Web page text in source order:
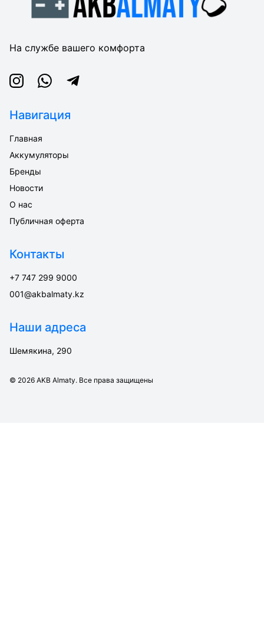
На службе вашего комфорта
InstagramWhatsappTelegram
Навигация
Главная
Аккумуляторы
Бренды
Новости
О нас
Публичная оферта
Контакты
+7 747 299 9000
001@akbalmaty.kz
Наши адреса
Шемякина, 290
© 2026 AKB Almaty. Все права защищены